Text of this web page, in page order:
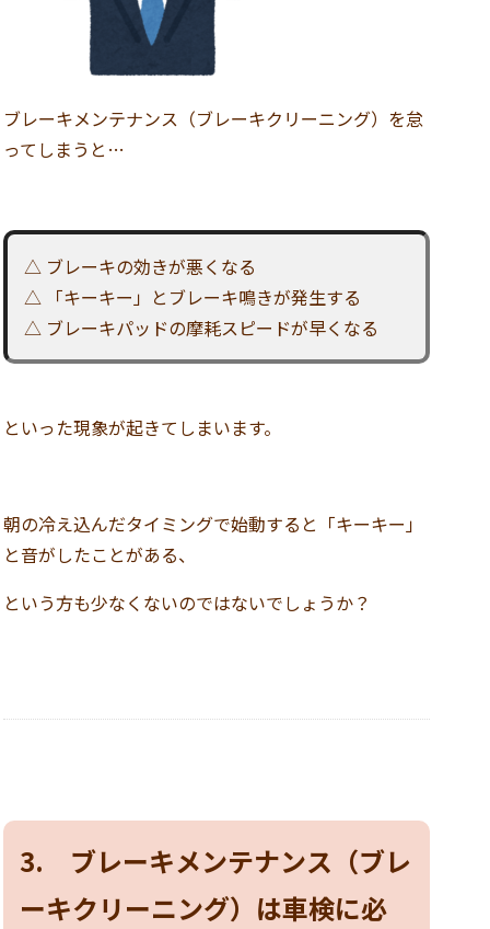
ブレーキメンテナンス（ブレーキクリーニング）を怠
ってしまうと…
△ ブレーキの効きが悪くなる
△ 「キーキー」とブレーキ鳴きが発生する
△ ブレーキパッドの摩耗スピードが早くなる
といった現象が起きてしまいます。
朝の冷え込んだタイミングで始動すると「キーキー」
と音がしたことがある、
という方も少なくないのではないでしょうか？
3. ブレーキメンテナンス（ブレ
ーキクリーニング）は車検に必